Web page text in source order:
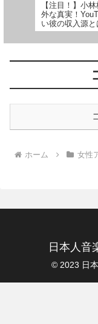
【注目！】小
外な真実！
い彼の収入源
ホーム 女性
日本人音
© 2023 日